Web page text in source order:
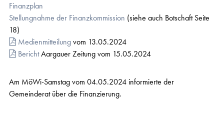
Finanzplan
Stellungnahme der Finanzkommission (siehe auch Botschaft Seite
18)
Medienmitteilungvom 13.05.2024
BerichtAargauer Zeitung vom 15.05.2024
Am MöWi-Samstag vom 04.05.2024 informierte der
Gemeinderat über die Finanzierung.